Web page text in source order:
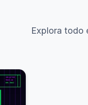
Explora todo